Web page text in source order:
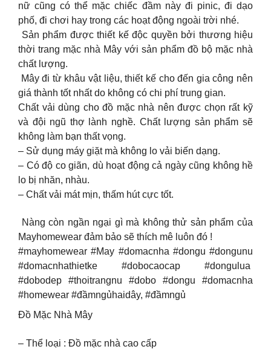
nữ cũng có thể mặc chiếc đầm này đi pinic, đi dạo
phố, đi chơi hay trong các hoạt động ngoài trời nhé.
Sản phẩm được thiết kế độc quyền bởi thương hiệu
thời trang mặc nhà Mây với sản phẩm đồ bộ mặc nhà
chất lượng.
Mây đi từ khâu vật liệu, thiết kế cho đến gia công nên
giá thành tốt nhất do không có chi phí trung gian.
Chất vải dùng cho đồ mặc nhà nên được chọn rất kỹ
và đội ngũ thợ lành nghề. Chất lượng sản phẩm sẽ
không làm bạn thất vọng.
– Sử dụng máy giặt mà không lo vải biến dạng.
– Có độ co giãn, dù hoạt động cả ngày cũng không hề
lo bị nhăn, nhàu.
– Chất vải mát mịn, thấm hút cực tốt.
Nàng còn ngần ngại gì mà không thử sản phẩm của
Mayhomewear đảm bảo sẽ thích mê luôn đó !
#mayhomewear #May #domacnha #dongu #dongunu
#domacnhathietke #dobocaocap #dongulua
#dobodep #thoitrangnu #dobo #dongu #domacnha
#homewear #đầmngủhaidây, #đầmngủ
Đồ Mặc Nhà Mây
– Thể loại : Đồ mặc nhà cao cấp